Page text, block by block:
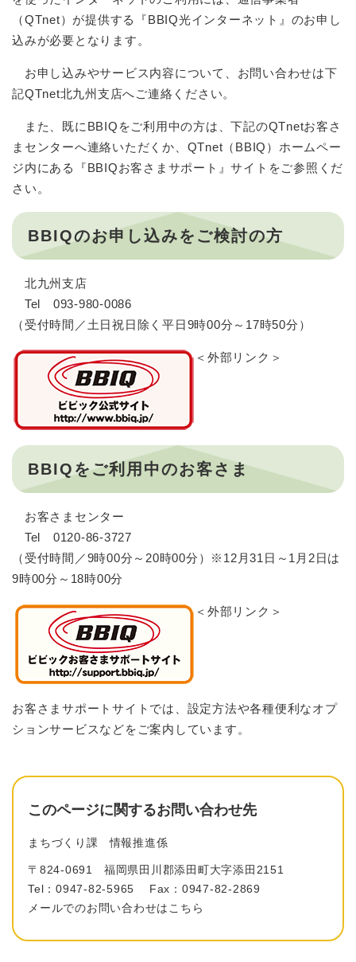
（QTnet）が提供する『BBIQ光インターネット』のお申し
込みが必要となります。
お申し込みやサービス内容について、お問い合わせは下
記QTnet北九州支店へご連絡ください。
また、既にBBIQをご利用中の方は、下記のQTnetお客さ
まセンターへ連絡いただくか、QTnet（BBIQ）ホームペー
ジ内にある『BBIQお客さまサポート』サイトをご参照くだ
さい。
BBIQのお申し込みをご検討の方
北九州支店
Tel 093-980-0086
（受付時間／土日祝日除く平日9時00分～17時50分）
＜外部リンク＞
BBIQをご利用中のお客さま
お客さまセンター
Tel 0120-86-3727
（受付時間／9時00分～20時00分）※12月31日～1月2日は
9時00分～18時00分
＜外部リンク＞
お客さまサポートサイトでは、設定方法や各種便利なオプ
ションサービスなどをご案内しています。
このページに関するお問い合わせ先
まちづくり課 情報推進係
〒824-0691
福岡県田川郡添田町大字添田2151
Tel：0947-82-5965
Fax：0947-82-2869
メールでのお問い合わせはこちら